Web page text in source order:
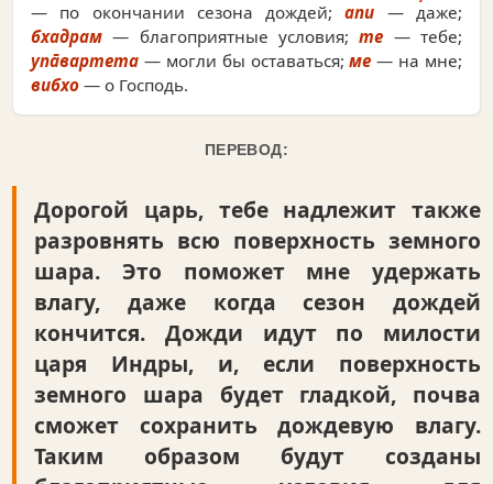
— по окончании сезона дождей;апи — даже;
бхадрам — благоприятные условия;те — тебе;
упа̄вартета — могли бы оставаться;ме — на мне;
вибхо — о Господь.
ПЕРЕВОД:
Дорогой царь, тебе надлежит также
разровнять всю поверхность земного
шара. Это поможет мне удержать
влагу, даже когда сезон дождей
кончится. Дожди идут по милости
царя Индры, и, если поверхность
земного шара будет гладкой, почва
сможет сохранить дождевую влагу.
Таким образом будут созданы